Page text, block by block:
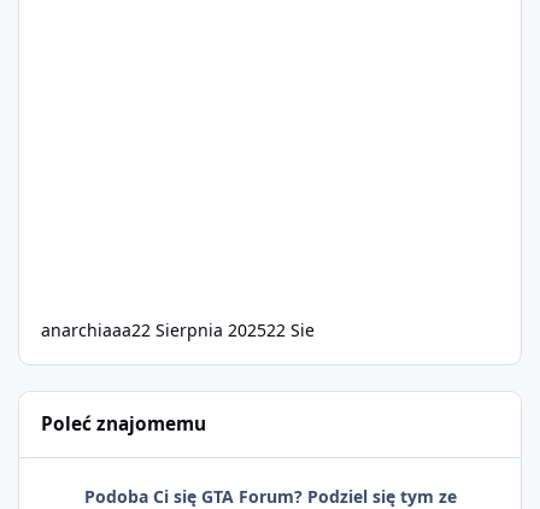
anarchiaaa22 Sierpnia 202522 Sie
Poleć znajomemu
Podoba Ci się GTA Forum? Podziel się tym ze